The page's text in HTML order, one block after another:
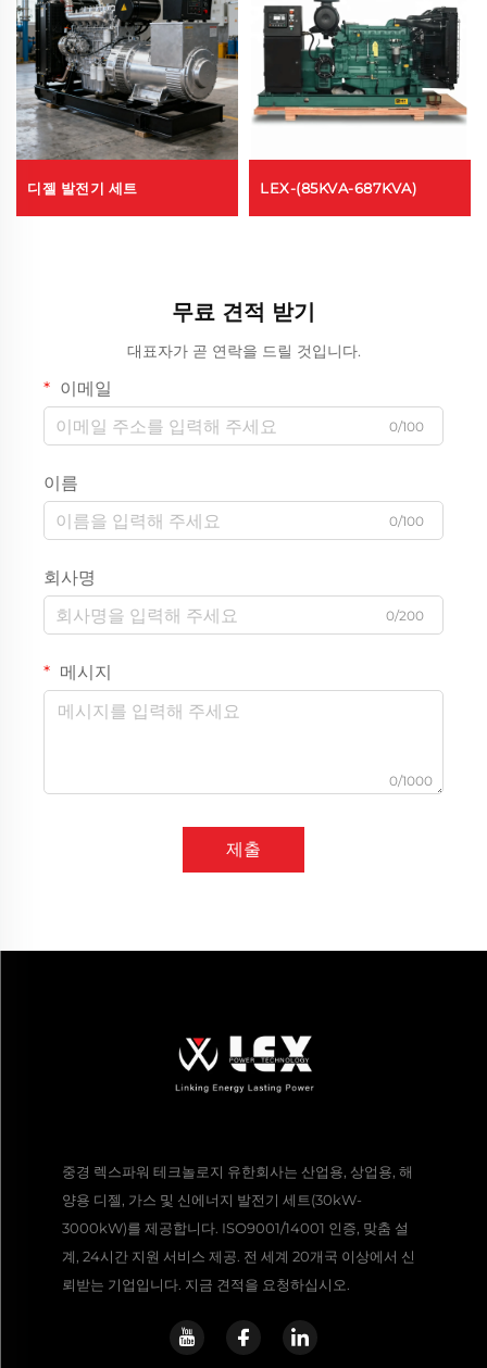
디젤 발전기 세트 LEX-(85KVA-687KVA)
무료 견적 받기
대표자가 곧 연락을 드릴 것입니다.
이메일
0/100
이름
0/100
회사명
0/200
메시지
0/1000
제출
중경 렉스파워 테크놀로지 유한회사는 산업용, 상업용, 해
양용 디젤, 가스 및 신에너지 발전기 세트(30kW-
3000kW)를 제공합니다. ISO9001/14001 인증, 맞춤 설
계, 24시간 지원 서비스 제공. 전 세계 20개국 이상에서 신
뢰받는 기업입니다. 지금 견적을 요청하십시오.